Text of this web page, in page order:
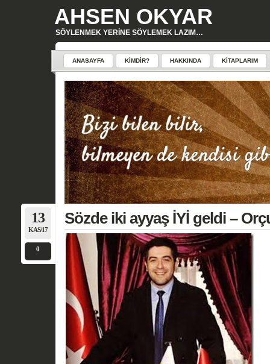
AHSEN OKYAR
SÖYLENMEK YERINE SÖYLEMEK LAZIM…
ANASAYFA KIMDIR? HAKKINDA KITAPLARIM
13
KAS/17
0
Sözde iki ayyaş İYİ geldi –